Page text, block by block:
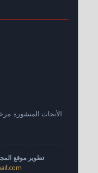
الأبحاث المنشورة
تطوير موقع